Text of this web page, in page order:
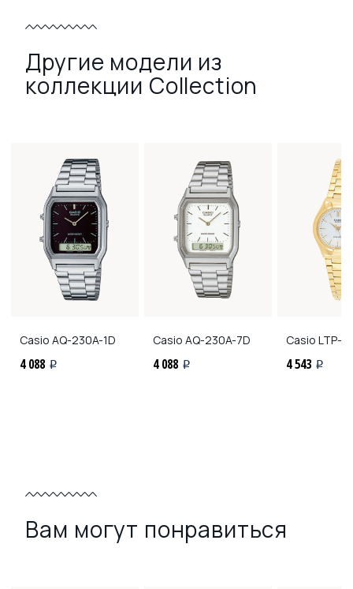
Другие модели из
коллекции Collection
Casio AQ-230A-1D
4 088 i
Casio AQ-230A-7D
4 088 i
Casio LTP-
4 543 i
Вам могут понравиться